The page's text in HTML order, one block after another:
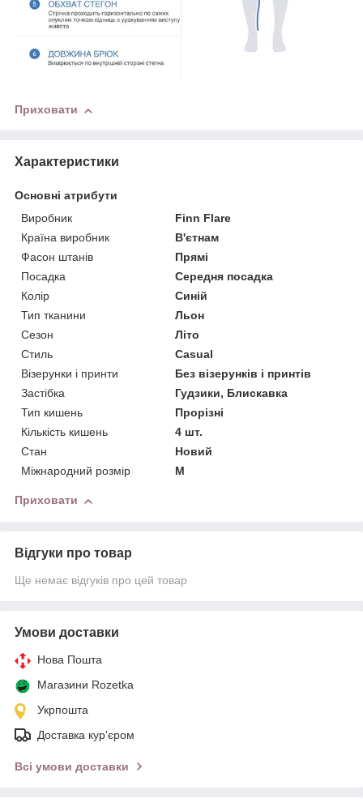
Приховати
Характеристики
Основні атрибути
Виробник
Finn Flare
Країна виробник
В'єтнам
Фасон штанів
Прямі
Посадка
Середня посадка
Колір
Синій
Тип тканини
Льон
Сезон
Літо
Стиль
Casual
Візерунки і принти
Без візерунків і принтів
Застібка
Гудзики, Блискавка
Тип кишень
Прорізні
Кількість кишень
4 шт.
Стан
Новий
Міжнародний розмір
M
Приховати
Відгуки про товар
Ще немає відгуків про цей товар
Умови доставки
Нова Пошта
Магазини Rozetka
Укрпошта
Доставка кур'єром
Всі умови доставки